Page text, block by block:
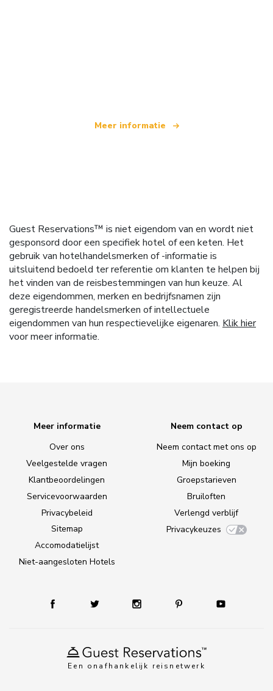
Meer informatie
Guest Reservations™ is niet eigendom van en wordt niet
gesponsord door een specifiek hotel of een keten. Het
gebruik van hotelhandelsmerken of -informatie is
uitsluitend bedoeld ter referentie om klanten te helpen bij
het vinden van de reisbestemmingen van hun keuze. Al
deze eigendommen, merken en bedrijfsnamen zijn
geregistreerde handelsmerken of intellectuele
eigendommen van hun respectievelijke eigenaren. Klik hier
voor meer informatie.
Een onafhankelijk reisnetwerk
Meer informatie
Over ons
Veelgestelde vragen
Klantbeoordelingen
Servicevoorwaarden
Privacybeleid
Sitemap
Accomodatielijst
Niet-aangesloten Hotels
Neem contact op
Neem contact met ons op
Mijn boeking
Groepstarieven
Bruiloften
Verlengd verblijf
Privacykeuzes